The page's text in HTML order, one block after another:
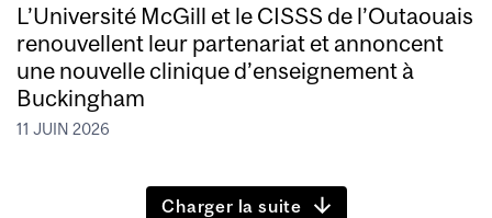
L’Université McGill et le CISSS de l’Outaouais
renouvellent leur partenariat et annoncent
une nouvelle clinique d’enseignement à
Buckingham
11 JUIN 2026
Charger la suite